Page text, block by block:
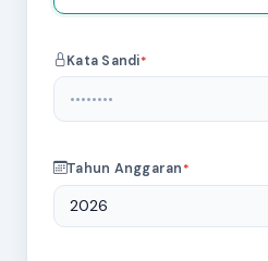
Kata Sandi
Tahun Anggaran
2026